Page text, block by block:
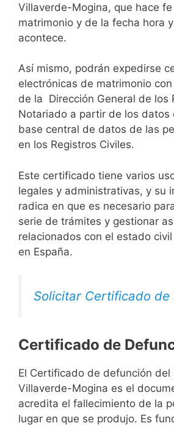
Villaverde-Mogina, que hace
matrimonio y de la fecha hora
acontece.
Así mismo, podrán expedirse
electrónicas de matrimonio
de la Dirección General de los
Notariado a partir de los datos
base central de datos de las
en los Registros Civiles.
Este certificado tiene varios
legales y administrativas, y su
radica en que es necesario
serie de trámites y gestionar
relacionados con el estado
en España.
Solicitar Certificado de
Certificado de
El Certificado de defunción del
Villaverde-Mogina es el
acredita el fallecimiento de la
lugar en que se produjo. Es